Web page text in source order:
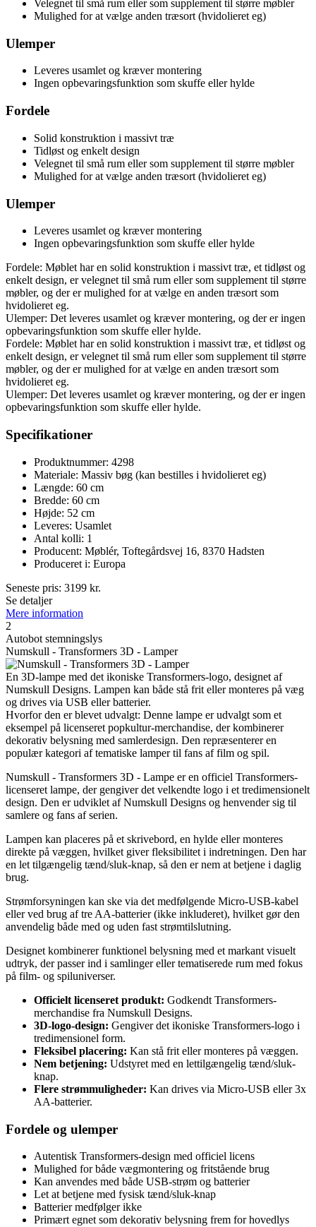
Velegnet til små rum eller som supplement til større møbler
Mulighed for at vælge anden træsort (hvidolieret eg)
Ulemper
Leveres usamlet og kræver montering
Ingen opbevaringsfunktion som skuffe eller hylde
Fordele
Solid konstruktion i massivt træ
Tidløst og enkelt design
Velegnet til små rum eller som supplement til større møbler
Mulighed for at vælge anden træsort (hvidolieret eg)
Ulemper
Leveres usamlet og kræver montering
Ingen opbevaringsfunktion som skuffe eller hylde
Fordele: Møblet har en solid konstruktion i massivt træ, et tidløst og
enkelt design, er velegnet til små rum eller som supplement til større
møbler, og der er mulighed for at vælge en anden træsort som
hvidolieret eg.
Ulemper: Det leveres usamlet og kræver montering, og der er ingen
opbevaringsfunktion som skuffe eller hylde.
Fordele: Møblet har en solid konstruktion i massivt træ, et tidløst og
enkelt design, er velegnet til små rum eller som supplement til større
møbler, og der er mulighed for at vælge en anden træsort som
hvidolieret eg.
Ulemper: Det leveres usamlet og kræver montering, og der er ingen
opbevaringsfunktion som skuffe eller hylde.
Specifikationer
Produktnummer: 4298
Materiale: Massiv bøg (kan bestilles i hvidolieret eg)
Længde: 60 cm
Bredde: 60 cm
Højde: 52 cm
Leveres: Usamlet
Antal kolli: 1
Producent: Møblér, Toftegårdsvej 16, 8370 Hadsten
Produceret i: Europa
Seneste pris: 3199 kr.
Se detaljer
Mere information
2
Autobot stemningslys
Numskull - Transformers 3D - Lamper
En 3D-lampe med det ikoniske Transformers-logo, designet af
Numskull Designs. Lampen kan både stå frit eller monteres på væg
og drives via USB eller batterier.
Hvorfor den er blevet udvalgt: Denne lampe er udvalgt som et
eksempel på licenseret popkultur-merchandise, der kombinerer
dekorativ belysning med samlerdesign. Den repræsenterer en
populær kategori af tematiske lamper til fans af film og spil.
Numskull - Transformers 3D - Lampe er en officiel Transformers-
licenseret lampe, der gengiver det velkendte logo i et tredimensionelt
design. Den er udviklet af Numskull Designs og henvender sig til
samlere og fans af serien.
Lampen kan placeres på et skrivebord, en hylde eller monteres
direkte på væggen, hvilket giver fleksibilitet i indretningen. Den har
en let tilgængelig tænd/sluk-knap, så den er nem at betjene i daglig
brug.
Strømforsyningen kan ske via det medfølgende Micro-USB-kabel
eller ved brug af tre AA-batterier (ikke inkluderet), hvilket gør den
anvendelig både med og uden fast strømtilslutning.
Designet kombinerer funktionel belysning med et markant visuelt
udtryk, der passer ind i samlinger eller tematiserede rum med fokus
på film- og spiluniverser.
Officielt licenseret produkt: Godkendt Transformers-
merchandise fra Numskull Designs.
3D-logo-design: Gengiver det ikoniske Transformers-logo i
tredimensionel form.
Fleksibel placering: Kan stå frit eller monteres på væggen.
Nem betjening: Udstyret med en lettilgængelig tænd/sluk-
knap.
Flere strømmuligheder: Kan drives via Micro-USB eller 3x
AA-batterier.
Fordele og ulemper
Autentisk Transformers-design med officiel licens
Mulighed for både vægmontering og fritstående brug
Kan anvendes med både USB-strøm og batterier
Let at betjene med fysisk tænd/sluk-knap
Batterier medfølger ikke
Primært egnet som dekorativ belysning frem for hovedlys